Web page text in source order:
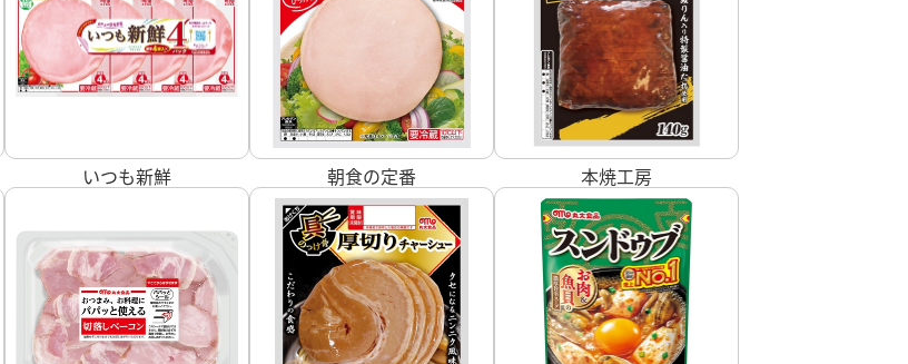
いつも新鮮 朝食の定番 本焼工房